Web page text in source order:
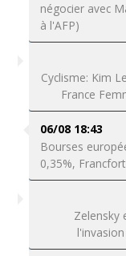
négocier avec
à l'AFP)
Cyclisme: Kim
France
06/08 18:43
Bourses
0,35%,
Zelensky